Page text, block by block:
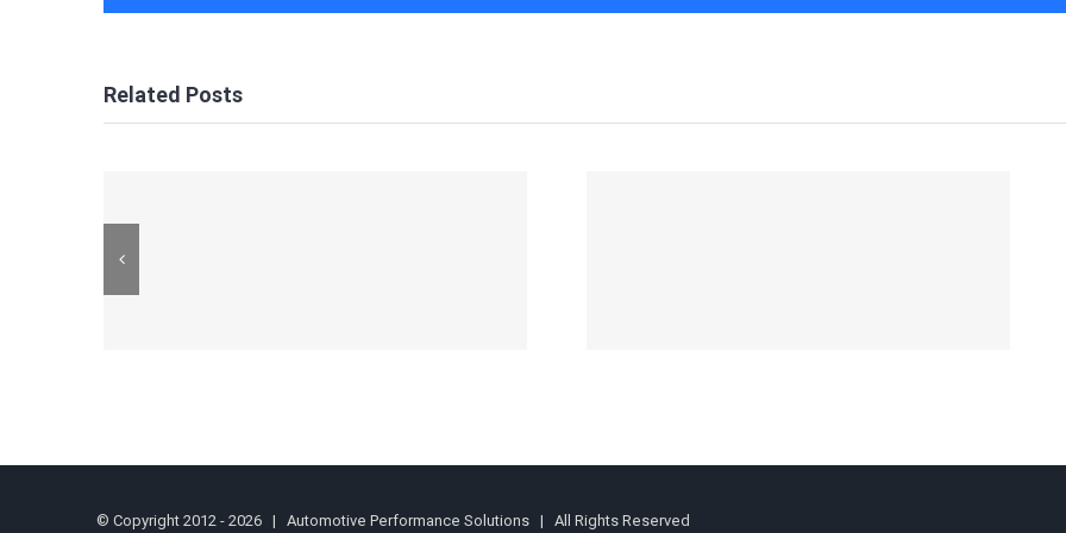
Related Posts
© Copyright 2012 -2026 | Automotive Performance Solutions | All Rights Reserved